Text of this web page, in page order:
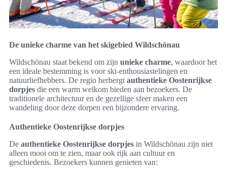
De unieke charme van het skigebied Wildschönau
Wildschönau staat bekend om zijn unieke charme, waardoor het
een ideale bestemming is voor ski-enthousiastelingen en
natuurliefhebbers. De regio herbergt authentieke Oostenrijkse
dorpjes die een warm welkom bieden aan bezoekers. De
traditionele architectuur en de gezellige sfeer maken een
wandeling door deze dorpen een bijzondere ervaring.
Authentieke Oostenrijkse dorpjes
De authentieke Oostenrijkse dorpjes in Wildschönau zijn niet
alleen mooi om te zien, maar ook rijk aan cultuur en
geschiedenis. Bezoekers kunnen genieten van: